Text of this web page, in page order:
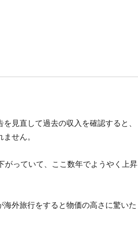
見直して過去の収入を確認すると、
せん。
がっていて、ここ数年でようやく上昇
外旅行をすると物価の高さに驚いた